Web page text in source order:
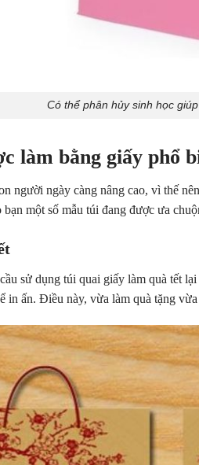
Có thể phân hủy sinh học
làm bằng giấy phổ
người ngày càng nâng cao, vì thế
một số mẫu túi đang được ưa
sử dụng túi quai giấy làm quà tết
in ấn. Điều này, vừa làm quà tặng